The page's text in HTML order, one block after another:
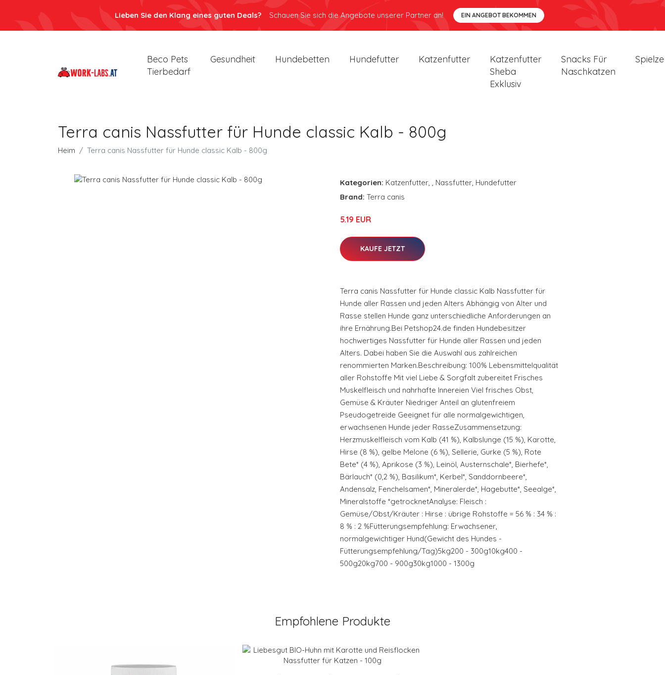
Lieben Sie den Klang eines guten Deals? Schauen Sie sich die Angebote unserer Partner an! EIN ANGEBOT BEKOMMEN
Beco Pets
Tierbedarf
Gesundheit Hundebetten Hundefutter Katzenfutter
Katzenfutter
Sheba
Exklusiv
Snacks Für
Naschkatzen
Terra canis Nassfutter für Hunde classic Kalb - 800g
Heim Terra canis Nassfutter für Hunde classic Kalb - 800g
Kategorien: Katzenfutter, , Nassfutter, Hundefutter
Brand: Terra canis
5.19 EUR
KAUFE JETZT
Terra canis Nassfutter für Hunde classic Kalb Nassfutter für
Hunde aller Rassen und jeden Alters Abhängig von Alter und
Rasse stellen Hunde ganz unterschiedliche Anforderungen an
ihre Ernährung.Bei Petshop24.de finden Hundebesitzer
hochwertiges Nassfutter für Hunde aller Rassen und jeden
Alters. Dabei haben Sie die Auswahl aus zahlreichen
renommierten Marken.Beschreibung: 100% Lebensmittelqualität
aller Rohstoffe Mit viel Liebe & Sorgfalt zubereitet Frisches
Muskelfleisch und nahrhafte Innereien Viel frisches Obst,
Gemüse & Kräuter Niedriger Anteil an glutenfreiem
Pseudogetreide Geeignet für alle normalgewichtigen,
erwachsenen Hunde jeder RasseZusammensetzung:
Herzmuskelfleisch vom Kalb (41 %), Kalbslunge (15 %), Karotte,
Hirse (8 %), gelbe Melone (6 %), Sellerie, Gurke (5 %), Rote
Bete* (4 %), Aprikose (3 %), Leinöl, Austernschale*, Bierhefe*,
Bärlauch* (0,2 %), Basilikum*, Kerbel*, Sanddornbeere*,
Andensalz, Fenchelsamen*, Mineralerde*, Hagebutte*, Seealge*,
Mineralstoffe *getrocknetAnalyse: Fleisch :
Gemüse/Obst/Kräuter : Hirse : übrige Rohstoffe = 56 % : 34 % :
8 % : 2 %Fütterungsempfehlung: Erwachsener,
normalgewichtiger Hund(Gewicht des Hundes -
Fütterungsempfehlung/Tag)5kg200 - 300g10kg400 -
500g20kg700 - 900g30kg1000 - 1300g
Empfohlene Produkte